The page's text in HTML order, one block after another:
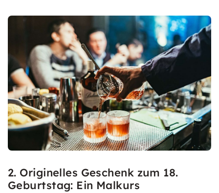
2. Originelles Geschenk zum 18.
Geburtstag: Ein Malkurs